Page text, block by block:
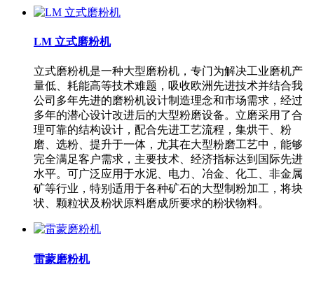
LM 立式磨粉机
立式磨粉机是一种大型磨粉机，专门为解决工业磨机产
量低、耗能高等技术难题，吸收欧洲先进技术并结合我
公司多年先进的磨粉机设计制造理念和市场需求，经过
多年的潜心设计改进后的大型粉磨设备。立磨采用了合
理可靠的结构设计，配合先进工艺流程，集烘干、粉
磨、选粉、提升于一体，尤其在大型粉磨工艺中，能够
完全满足客户需求，主要技术、经济指标达到国际先进
水平。可广泛应用于水泥、电力、冶金、化工、非金属
矿等行业，特别适用于各种矿石的大型制粉加工，将块
状、颗粒状及粉状原料磨成所要求的粉状物料。
雷蒙磨粉机